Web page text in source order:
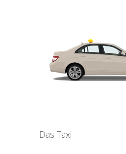
Das Taxi